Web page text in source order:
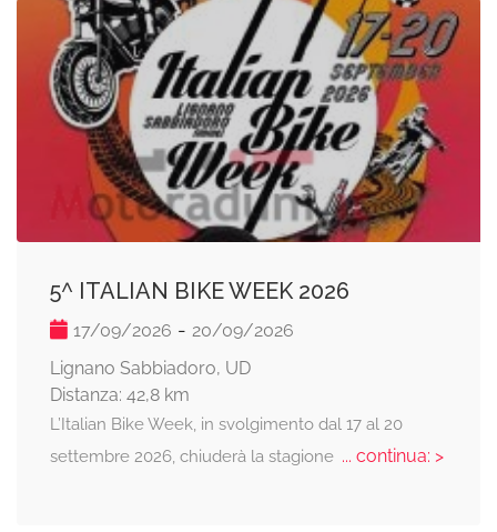
5^ ITALIAN BIKE WEEK 2026
17/09/2026 - 20/09/2026
Lignano Sabbiadoro, UD
Distanza: 42,8 km
L’Italian Bike Week, in svolgimento dal 17 al 20
settembre 2026, chiuderà la stagione... continua: >